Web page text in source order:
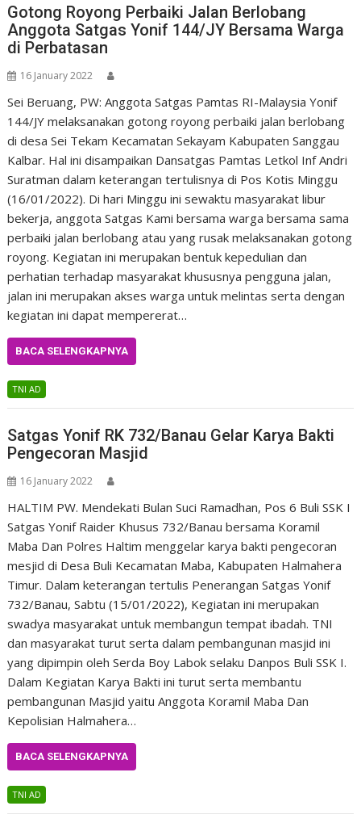
Gotong Royong Perbaiki Jalan Berlobang
Anggota Satgas Yonif 144/JY Bersama Warga
di Perbatasan
16 January 2022
Sei Beruang, PW: Anggota Satgas Pamtas RI-Malaysia Yonif
144/JY melaksanakan gotong royong perbaiki jalan berlobang
di desa Sei Tekam Kecamatan Sekayam Kabupaten Sanggau
Kalbar. Hal ini disampaikan Dansatgas Pamtas Letkol Inf Andri
Suratman dalam keterangan tertulisnya di Pos Kotis Minggu
(16/01/2022). Di hari Minggu ini sewaktu masyarakat libur
bekerja, anggota Satgas Kami bersama warga bersama sama
perbaiki jalan berlobang atau yang rusak melaksanakan gotong
royong. Kegiatan ini merupakan bentuk kepedulian dan
perhatian terhadap masyarakat khususnya pengguna jalan,
jalan ini merupakan akses warga untuk melintas serta dengan
kegiatan ini dapat mempererat…
BACA SELENGKAPNYA
TNI AD
Satgas Yonif RK 732/Banau Gelar Karya Bakti
Pengecoran Masjid
16 January 2022
HALTIM PW. Mendekati Bulan Suci Ramadhan, Pos 6 Buli SSK I
Satgas Yonif Raider Khusus 732/Banau bersama Koramil
Maba Dan Polres Haltim menggelar karya bakti pengecoran
mesjid di Desa Buli Kecamatan Maba, Kabupaten Halmahera
Timur. Dalam keterangan tertulis Penerangan Satgas Yonif
732/Banau, Sabtu (15/01/2022), Kegiatan ini merupakan
swadya masyarakat untuk membangun tempat ibadah. TNI
dan masyarakat turut serta dalam pembangunan masjid ini
yang dipimpin oleh Serda Boy Labok selaku Danpos Buli SSK I.
Dalam Kegiatan Karya Bakti ini turut serta membantu
pembangunan Masjid yaitu Anggota Koramil Maba Dan
Kepolisian Halmahera…
BACA SELENGKAPNYA
TNI AD